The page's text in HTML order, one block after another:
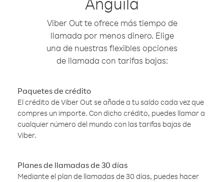
Viber Out te ofrece más tiempo de
llamada por menos dinero. Elige
una de nuestras flexibles opciones
de llamada con tarifas bajas:
Paquetes de crédito
El crédito de Viber Out se añade a tu saldo cada vez que
compres un importe. Con dicho crédito, puedes llamar a
cualquier número del mundo con las tarifas bajas de
Viber.
Planes de llamadas de 30 días
Mediante el plan de llamadas de 30 días, puedes hacer